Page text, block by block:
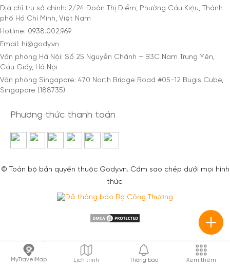
MyTravelMap Lịch trình Thông báo Xem thêm
Địa chỉ trụ sở chính: 2/24 Đoàn Thị Điểm, Phường Cầu Kiệu, Thành
phố Hồ Chí Minh, Việt Nam
Hotline: 0938.002.969
Email: hi@gody.vn
Văn phòng Hà Nội: Số 25 Nguyễn Chánh – B3C Nam Trung Yên,
Cầu Giấy, Hà Nội
Văn phòng Singapore: 470 North Bridge Road #05-12 Bugis Cube,
Singapore (188735)
Phương thức thanh toán
© Toàn bộ bản quyền thuộc Gody.vn. Cấm sao chép dưới mọi hình
thức.
Sim du lịch
Sim Thái Lan Sim Singapore Sim Malaysia
Sim Trung